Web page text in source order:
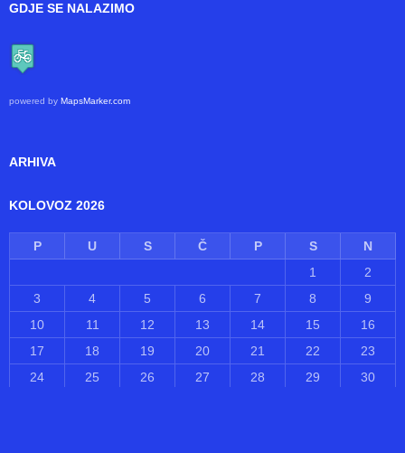
P U S Č P S
N
1
2
3
4 5 6 7 8
9
10
11 12 13 14 15
16
17
18 19 20 21 22
23